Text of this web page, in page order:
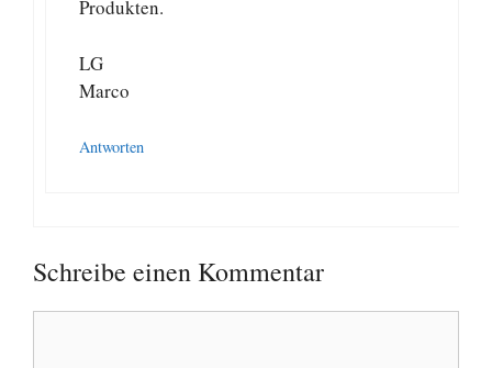
Produkten.
LG
Marco
Antworten
Schreibe einen Kommentar